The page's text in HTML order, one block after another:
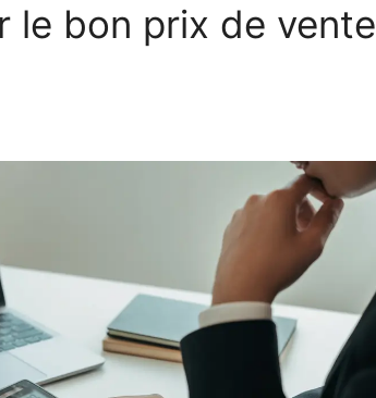
le bon prix de vente